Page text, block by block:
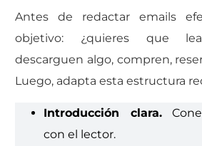
Antes de redactar emails
objetivo: ¿quieres que
descarguen algo, compren,
Luego, adapta esta estructura
Introducción clara.
con el lector.